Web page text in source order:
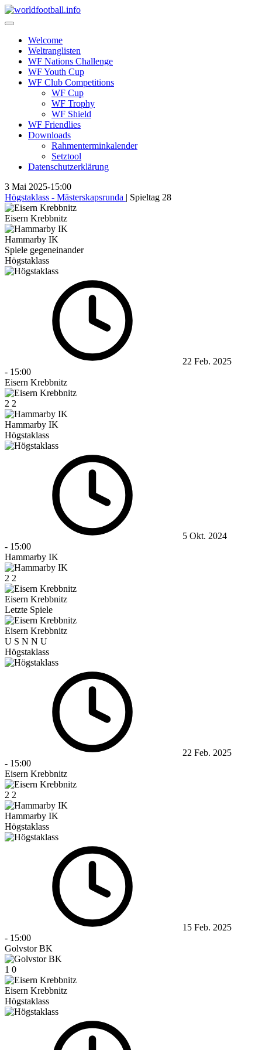
Skip
to
Welcome
Weltranglisten
WF Nations Challenge
WF Youth Cup
WF Club Competitions
WF Cup
WF Trophy
WF Shield
WF Friendlies
Downloads
Rahmenterminkalender
Setztool
Datenschutzerklärung
3 Mai 2025-15:00
Högstaklass - Mästerskapsrunda | Spieltag 28
Eisern Krebbnitz
Hammarby IK
Spiele gegeneinander
Högstaklass
22 Feb. 2025
- 15:00
Eisern Krebbnitz
2 2
Hammarby IK
Högstaklass
5 Okt. 2024
- 15:00
Hammarby IK
2 2
Eisern Krebbnitz
Letzte Spiele
Eisern Krebbnitz
U S N N U
Högstaklass
22 Feb. 2025
- 15:00
Eisern Krebbnitz
2 2
Hammarby IK
Högstaklass
15 Feb. 2025
- 15:00
Golvstor BK
1 0
Eisern Krebbnitz
Högstaklass